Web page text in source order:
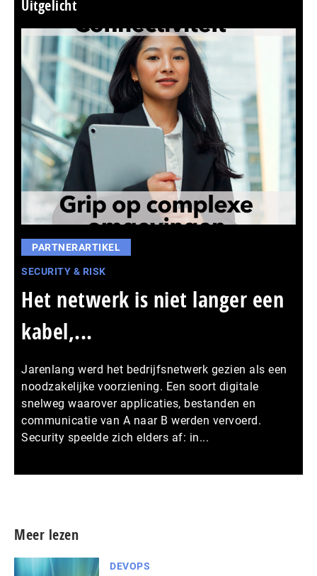
Uitgelicht
PARTNERARTIKEL
SECURITY & RISK
Het netwerk is niet langer een
kabel,...
Jarenlang werd het bedrijfsnetwerk gezien als een
noodzakelijke voorziening. Een soort digitale
snelweg waarover applicaties, bestanden en
communicatie van A naar B werden vervoerd.
Security speelde zich elders af: in...
Meer lezen
DEVOPS